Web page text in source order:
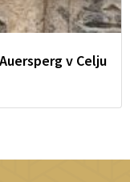
v Celju